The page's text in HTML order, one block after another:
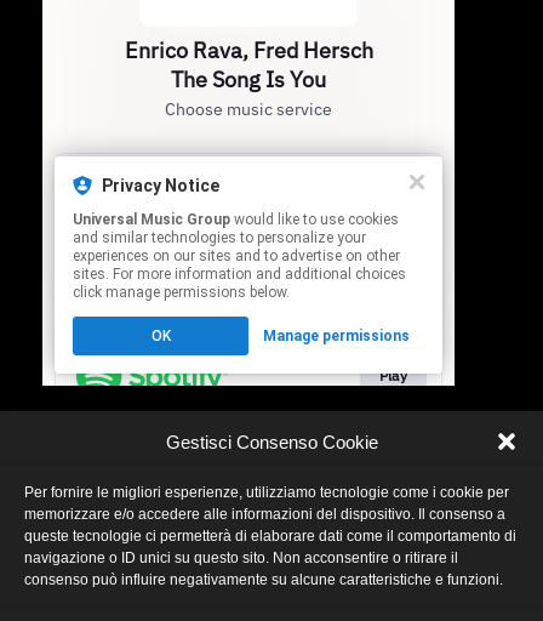
Gestisci Consenso Cookie
Per fornire le migliori esperienze, utilizziamo tecnologie come i cookie per
memorizzare e/o accedere alle informazioni del dispositivo. Il consenso a
queste tecnologie ci permetterà di elaborare dati come il comportamento di
navigazione o ID unici su questo sito. Non acconsentire o ritirare il
consenso può influire negativamente su alcune caratteristiche e funzioni.